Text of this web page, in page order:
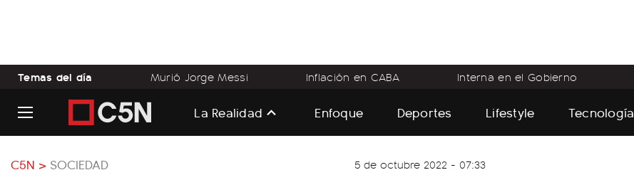
Temas del día Murió Jorge Messi Inflación en CABA Interna en el Gobierno
La Realidad Enfoque Deportes Lifestyle Tecnología
C5N > SOCIEDAD 5 de octubre 2022 - 07:33